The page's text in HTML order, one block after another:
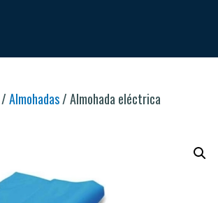
/Almohadas/ Almohada eléctrica